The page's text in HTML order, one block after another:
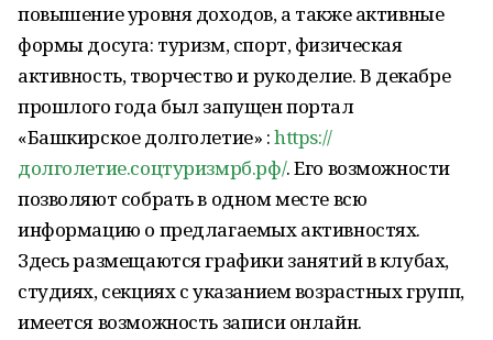
повышение уровня доходов, а также активные
формы досуга: туризм, спорт, физическая
активность, творчество и рукоделие. В декабре
прошлого года был запущен портал
«Башкирское долголетие» :https://
долголетие.соцтуризмрб.рф/. Его возможности
позволяют собрать в одном месте всю
информацию о предлагаемых активностях.
Здесь размещаются графики занятий в клубах,
студиях, секциях с указанием возрастных групп,
имеется возможность записи онлайн.